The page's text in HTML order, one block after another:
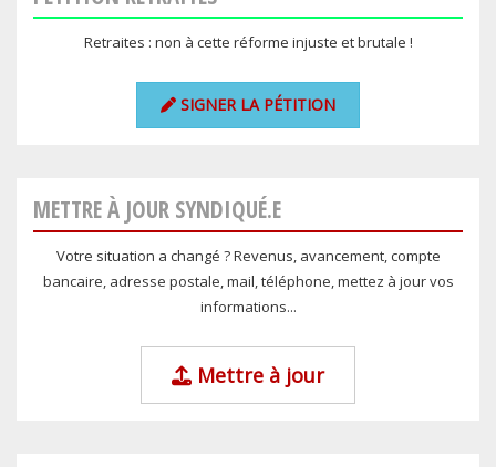
Retraites : non à cette réforme injuste et brutale !
SIGNER LA PÉTITION
METTRE À JOUR SYNDIQUÉ.E
Votre situation a changé ? Revenus, avancement, compte
bancaire, adresse postale, mail, téléphone, mettez à jour vos
informations...
Mettre à jour